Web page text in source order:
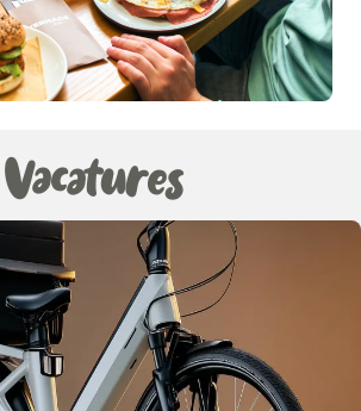
Vacatures